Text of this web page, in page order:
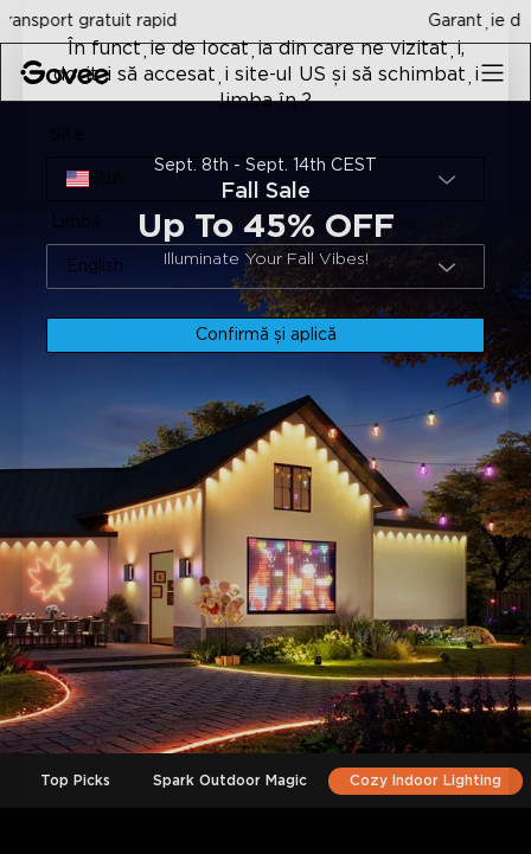
Skip to contentGaranție de returnare a banilor 30 de zile
Sept. 8th - Sept. 14th CEST
Fall Sale
Up To 45% OFF
Illuminate Your Fall Vibes!
Top Picks Spark Outdoor Magic Cozy Indoor Lighting
În funcție de locația din care ne vizitați,
doriți să accesați site-ul US și să schimbați
limba în ?
Site
SUA
Limbă
English
Confirmă și aplică